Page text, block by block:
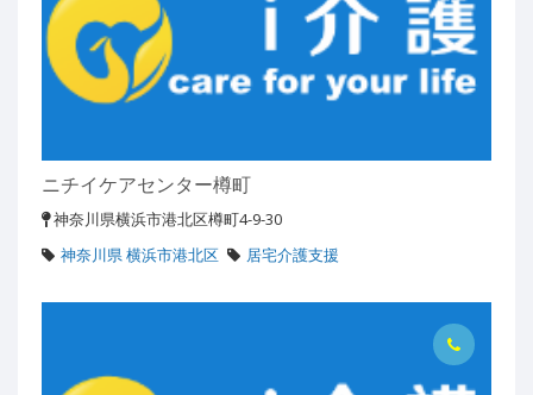
ニチイケアセンター樽町
神奈川県横浜市港北区樽町4-9-30
神奈川県 横浜市港北区
居宅介護支援